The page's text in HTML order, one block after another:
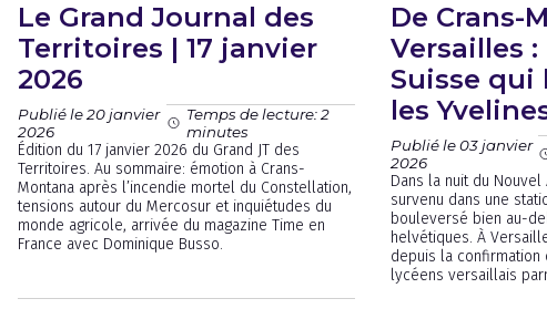
Le Grand Journal des
Territoires | 17 janvier
2026
Publié le 20 janvier
2026
Temps de lecture: 2
minutes
Édition du 17 janvier 2026 du Grand JT des
Territoires. Au sommaire: émotion à Crans-
Montana après l’incendie mortel du Constellation,
tensions autour du Mercosur et inquiétudes du
monde agricole, arrivée du magazine Time en
France avec Dominique Busso.
De Crans-
Versailles
Suisse qui
les
Publié le 03 janvier
2026
Dans la nuit du
survenu dans une
bouleversé bien au-
helvétiques. À
depuis la
lycéens versaillais